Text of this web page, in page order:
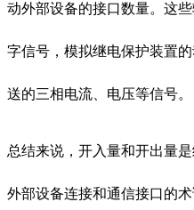
动外部设备的接口数量。这
字信号，模拟继电保护装置
送的三相电流、电压等信号。
总结来说，开入量和开出量
外部设备连接和通信接口的